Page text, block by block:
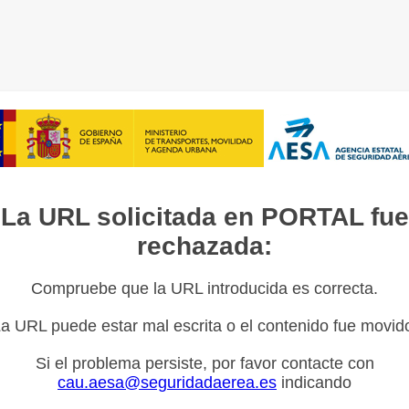
La URL solicitada en PORTAL fue
rechazada:
Compruebe que la URL introducida es correcta.
URL puede estar mal escrita o el contenido fue
Si el problema persiste, por favor contacte con
cau.aesa@seguridadaerea.es indicando